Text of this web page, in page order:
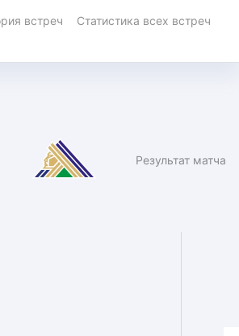
встреч Статистика всех встреч
Результат матча